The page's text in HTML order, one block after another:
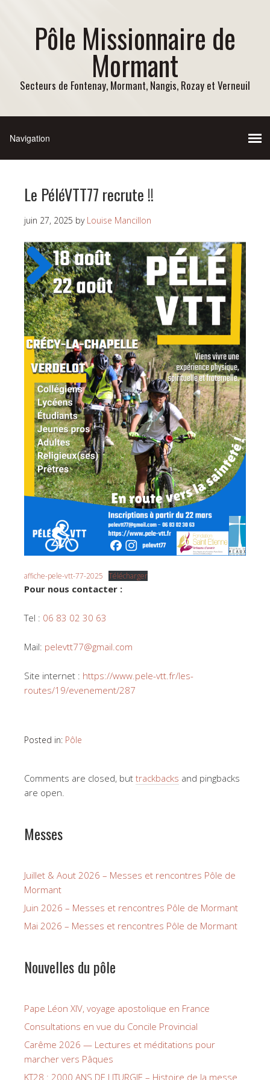
Pôle Missionnaire de
Mormant
Secteurs de Fontenay, Mormant, Nangis, Rozay et Verneuil
Le PéléVTT77 recrute !!
juin 27, 2025 by Louise Mancillon
affiche-pele-vtt-77-2025 Télécharger
Pour nous contacter :
Tel : 06 83 02 30 63
Mail: pelevtt77@gmail.com
Site internet : https://www.pele-vtt.fr/les-
routes/19/evenement/287
Posted in: Pôle
Comments are closed, but trackbacks and pingbacks
are open.
Messes
Juillet & Aout 2026 – Messes et rencontres Pôle de
Mormant
Juin 2026 – Messes et rencontres Pôle de Mormant
Mai 2026 – Messes et rencontres Pôle de Mormant
Nouvelles du pôle
Pape Léon XIV, voyage apostolique en France
Consultations en vue du Concile Provincial
Carême 2026 — Lectures et méditations pour
marcher vers Pâques
KT28 : 2000 ANS DE LITURGIE – Histoire de la messe